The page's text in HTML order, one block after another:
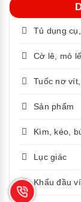
Tủ dụng
Cờ lê, mỏ
Tuốc nơ
Sản phẩm
Kìm, kéo,
Lục giác
Khẩu đầu